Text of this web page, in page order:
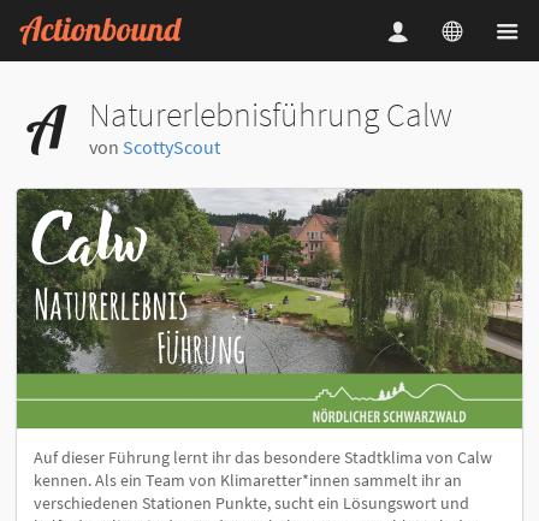
Naturerlebnisführung Calw
von ScottyScout
Auf dieser Führung lernt ihr das besondere Stadtklima von Calw
kennen. Als ein Team von Klimaretter*innen sammelt ihr an
verschiedenen Stationen Punkte, sucht ein Lösungswort und